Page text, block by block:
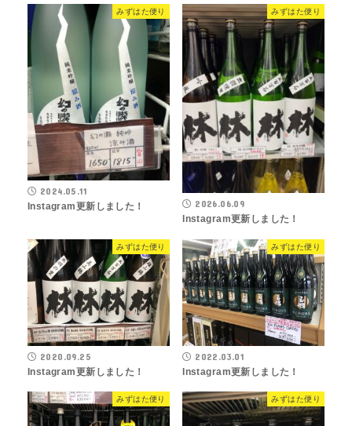
みずはた便り
2024.05.11
Instagram更新しました！
みずはた便り
2026.06.09
Instagram更新しました！
みずはた便り
2020.09.25
Instagram更新しました！
みずはた便り
2022.03.01
Instagram更新しました！
みずはた便り みずはた便り